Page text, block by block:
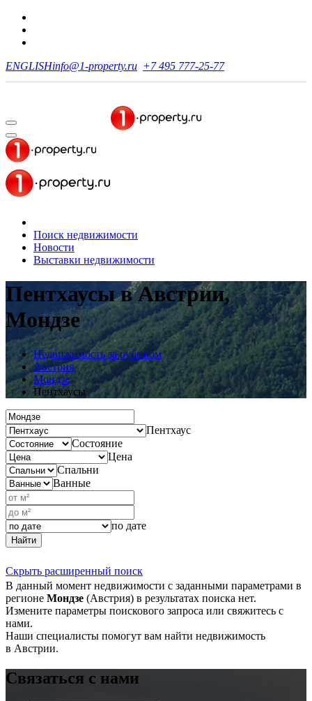
ENGLISHinfo@1-property.ru +7 495 777-25-77
Поиск недвижимости
Новости
Выставки недвижимости
Пентхаусы в Австрии,
Мондзе
Недвижимость за рубежом
Австрия
Мондзе
Пентхаусы
Пентхаус
Состояние
Цена
Спальни
Ванные
по дате
Найти
Скрыть расширенный поиск
В данный момент недвижимости с заданными параметрами в
регионе Мондзе (Австрия) в результатах поиска нет.
Измените параметры поискового запроса или свяжитесь с
нами.
Наши специалисты помогут вам найти недвижимость
в Австрии.
Связаться с нами